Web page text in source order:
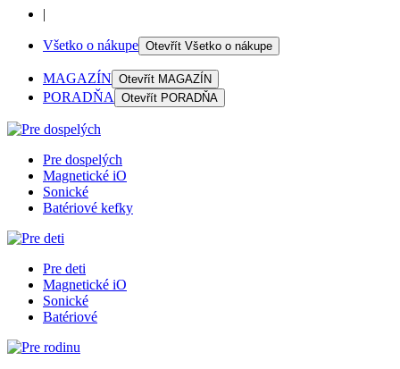
|
Všetko o nákupe Otevřít Všetko o nákupe
MAGAZÍN Otevřít MAGAZÍN
PORADŇA Otevřít PORADŇA
Pre dospelých
Magnetické iO
Sonické
Batériové kefky
Pre deti
Magnetické iO
Sonické
Batériové